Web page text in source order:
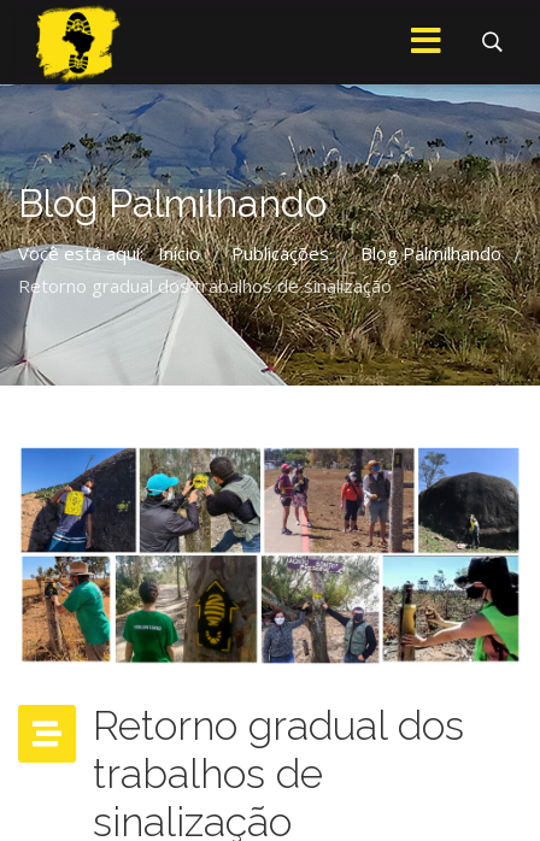
Blog Palmilhando
Você está aqui: Início / Publicações / Blog Palmilhando /
Retorno gradual dos trabalhos de sinalização
Retorno gradual dos
trabalhos de
sinalização